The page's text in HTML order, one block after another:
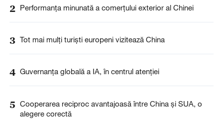
2 Performanța minunată a comerțului exterior al Chinei
3 Tot mai mulți turiști europeni vizitează China
4 Guvernanța globală a IA, în centrul atenției
5 Cooperarea reciproc avantajoasă între China și SUA, o
alegere corectă